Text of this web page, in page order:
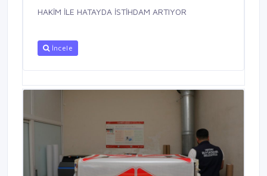
HAKİM İLE HATAYDA İSTİHDAM ARTIYOR
İncele